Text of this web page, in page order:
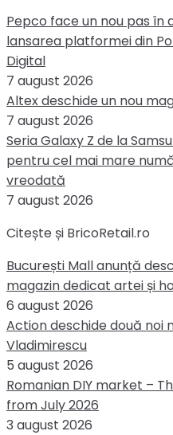
Pepco face un nou pas în
lansarea platformei din
Digital
7 august 2026
Altex deschide un nou
7 august 2026
Seria Galaxy Z de la
pentru cel mai mare
vreodată
7 august 2026
Citește și BricoRetail.ro
București Mall anunță
magazin dedicat artei și
6 august 2026
Action deschide două noi
Vladimirescu
5 august 2026
Romanian DIY market –
from July 2026
3 august 2026